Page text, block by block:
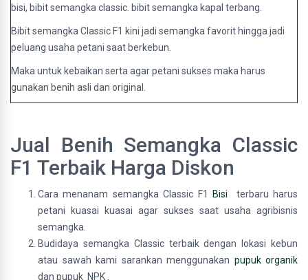
bisi, bibit semangka classic. bibit semangka kapal terbang.
Bibit semangka Classic F1 kini jadi semangka favorit hingga jadi
peluang usaha petani saat berkebun.
Maka untuk kebaikan serta agar petani sukses maka harus
gunakan benih asli dan original.
Jual Benih Semangka Classic
F1 Terbaik Harga Diskon
Cara menanam semangka Classic F1 Bisi terbaru harus
petani kuasai kuasai agar sukses saat usaha agribisnis
semangka.
Budidaya semangka Classic terbaik dengan lokasi kebun
atau sawah kami sarankan menggunakan pupuk organik
dan pupuk NPK .